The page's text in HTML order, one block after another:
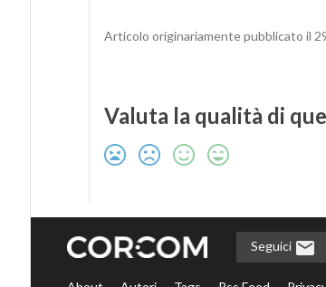
Articolo originariamente pubblicato il
Valuta la qualità di
Seguici